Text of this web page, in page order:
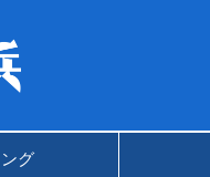
グ